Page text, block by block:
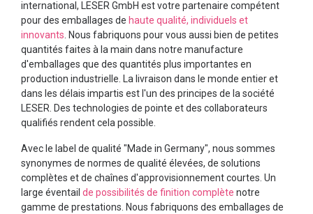
international, LESER GmbH est votre partenaire compétent
pour des emballages de haute qualité, individuels et
innovants . Nous fabriquons pour vous aussi bien de petites
quantités faites à la main dans notre manufacture
d'emballages que des quantités plus importantes en
production industrielle. La livraison dans le monde entier et
dans les délais impartis est l'un des principes de la société
LESER. Des technologies de pointe et des collaborateurs
qualifiés rendent cela possible.
Avec le label de qualité "Made in Germany", nous sommes
synonymes de normes de qualité élevées, de solutions
complètes et de chaînes d'approvisionnement courtes. Un
large éventail de possibilités de finition complète notre
gamme de prestations. Nous fabriquons des emballages de